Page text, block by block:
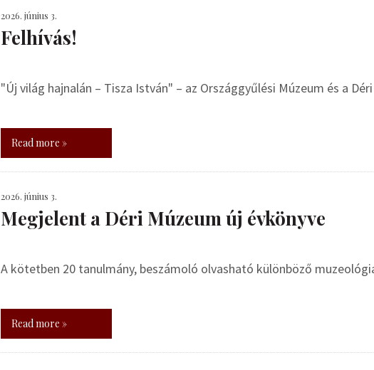
2026. június 3.
Felhívás!
"Új világ hajnalán – Tisza István" – az Országgyűlési Múzeum és a
Read more »
2026. június 3.
Megjelent a Déri Múzeum új évkönyve
A kötetben 20 tanulmány, beszámoló olvasható különböző
Read more »